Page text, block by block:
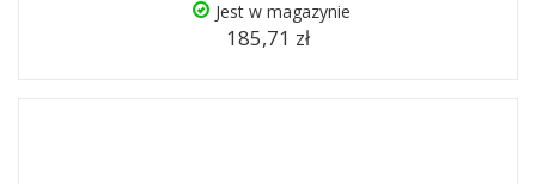
Jest w magazynie
185,71 zł